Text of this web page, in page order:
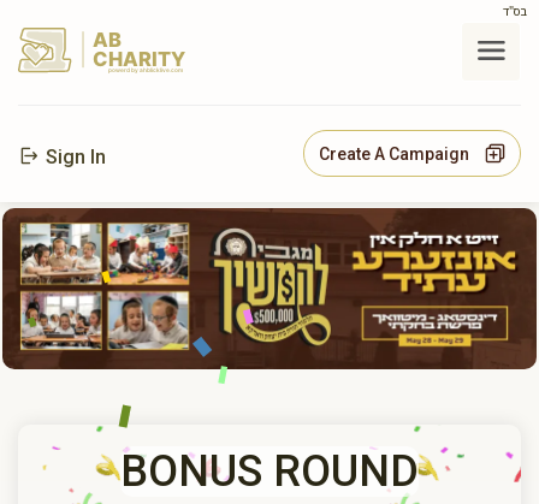
בס"ד
AB
CHARITY
powerd by ahblicklive.com
Sign In Create A Campaign
BONUS ROUND